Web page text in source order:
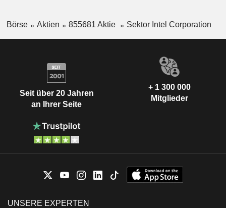
Börse Aktien 855681 Aktie Sektor Intel Corporation
Seit über 20 Jahren
an Ihrer Seite
+ 1 300 000
Mitglieder
UNSERE EXPERTEN